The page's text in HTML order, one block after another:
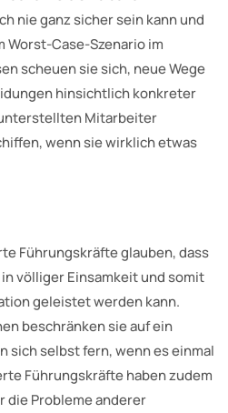
nie ganz sicher sein kann und
Worst-Case-Szenario im
scheuen sie sich, neue Wege
hinsichtlich konkreter
Mitarbeiter
wenn sie wirklich etwas
Führungskräfte glauben, dass
völliger Einsamkeit und somit
geleistet werden kann.
beschränken sie auf ein
sich selbst fern, wenn es einmal
Führungskräfte haben zudem
die Probleme anderer